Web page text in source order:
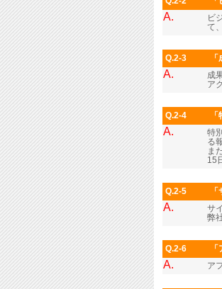
A.
ビ
て
Q.2-3
A.
成
ア
Q.2-4
A.
特
る
ま
15
Q.2-5
A.
サ
弊
Q.2-6
A. ア